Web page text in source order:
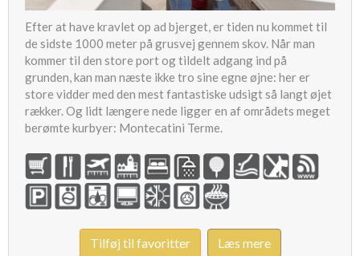
Efter at have kravlet op ad bjerget, er tiden nu kommet til
de sidste 1000 meter på grusvej gennem skov. Når man
kommer til den store port og tildelt adgang ind på
grunden, kan man næste ikke tro sine egne øjne: her er
store vidder med den mest fantastiske udsigt så langt øjet
rækker. Og lidt længere nede ligger en af områdets meget
berømte kurbyer: Montecatini Terme.
Tilføj til favoritter Læs mere